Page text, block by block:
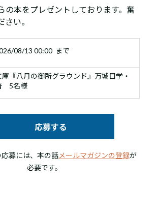
の本をプレゼントしております。奮
さい。
08/13 00:00 まで
庫『八月の御所グラウンド』万城目学・
5名様
応募する
募には、本の話メールマガジンの登録が
必要です。